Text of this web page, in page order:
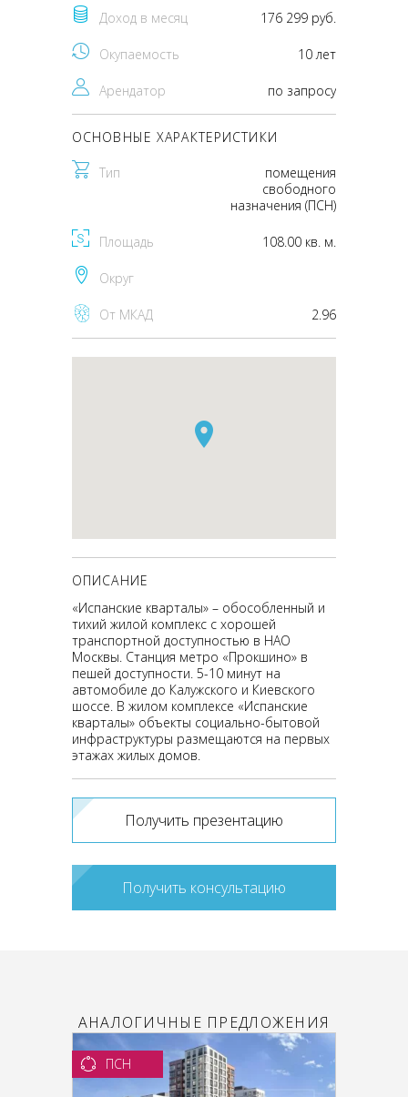
Доход в месяц 176 299 руб.
Окупаемость 10 лет
Арендатор по запросу
ОСНОВНЫЕ ХАРАКТЕРИСТИКИ
Тип
помещения
свободного
назначения (ПСН)
Площадь 108.00 кв. м.
Округ
От МКАД 2.96
ОПИСАНИЕ
«Испанские кварталы» – обособленный и
тихий жилой комплекс с хорошей
транспортной доступностью в НАО
Москвы. Станция метро «Прокшино» в
пешей доступности. 5-10 минут на
автомобиле до Калужского и Киевского
шоссе. В жилом комплексе «Испанские
кварталы» объекты социально-бытовой
инфраструктуры размещаются на первых
этажах жилых домов.
Получить презентацию
Получить консультацию
АНАЛОГИЧНЫЕ ПРЕДЛОЖЕНИЯ
ПСН